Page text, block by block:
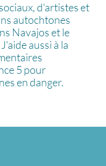
d'artistes et
autochtones
Navajos et le
aussi à la
5 pour
en danger.